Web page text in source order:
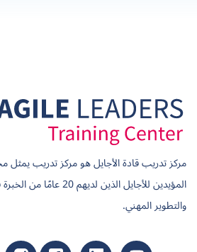
مركز تدريب قادة الأجايل هو مركز تدريب يمثل
المؤيدين للأجايل الذين
والتطوير المهني.